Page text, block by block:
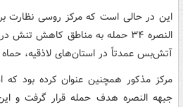
این در حالی است که مرکز روسی نظارت
النصره ۳۴ حمله به مناطق کاهش
آتش‌بس عمدتاً در استان‌های لاذقیه،
مرکز مذکور همچنین عنوان کرده بود که
جبهه النصره هدف حمله قرار گرفت و